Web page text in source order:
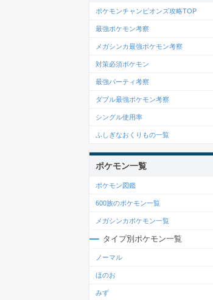
ポケモンチャンピオンズ攻略TOP
最強ポケモン考察
メガシンカ最強ポケモン考察
対策必須ポケモン
最強パーティ考察
ダブル最強ポケモン考察
シングル使用率
ふしぎなおくりもの一覧
ポケモン一覧
ポケモン図鑑
600族のポケモン一覧
メガシンカポケモン一覧
タイプ別ポケモン一覧
ノーマル
ほのお
みず